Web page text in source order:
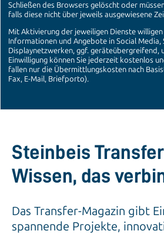
Steinbeis
Wissen, das
Das Transfer-Magazin gibt
spannende Projekte,